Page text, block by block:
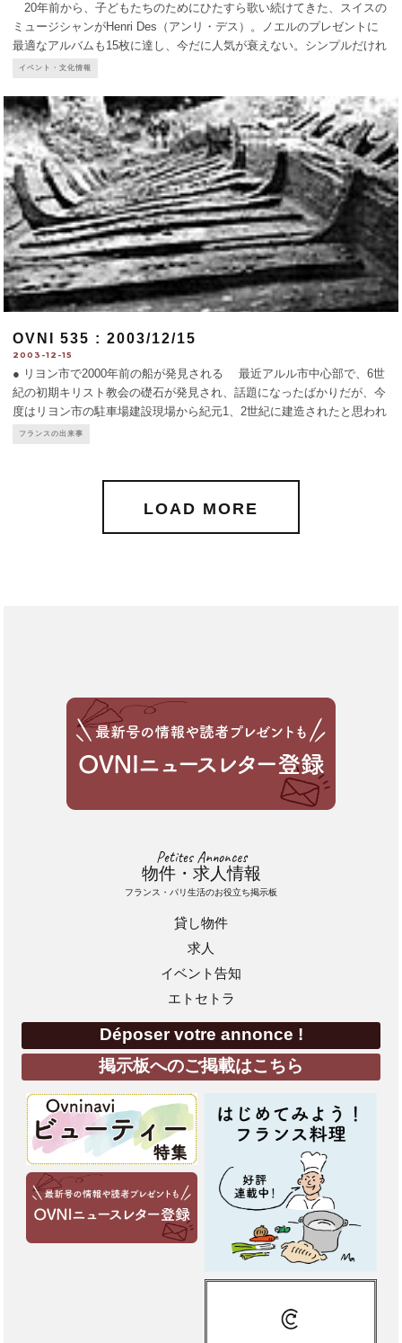
20年前から、子どもたちのためにひたすら歌い続けてきた、スイスの
ミュージシャンがHenri Des（アンリ・デス）。ノエルのプレゼントに
最適なアルバムも15枚に達し、今だに人気が衰えない。シンプルだけれ
ど心に残る歌詞、すぐに口ずさんでしまうメロディーも自作で、一度聞
イベント・文化情報
OVNI 535 : 2003/12/15
2003-12-15
● リヨン市で2000年前の船が発見される 最近アルル市中心部で、6世
紀の初期キリスト教会の礎石が発見され、話題になったばかりだが、今
度はリヨン市の駐車場建設現場から紀元1、2世紀に建造されたと思われ
る木造船4隻が見つかった。10月初めより発掘が進められていたが、
フランスの出来事
LOAD MORE
Petites Annonces
物件・求人情報
フランス・パリ生活のお役立ち掲示板
貸し物件
求人
イベント告知
エトセトラ
Déposer votre annonce !
掲示板へのご掲載はこちら